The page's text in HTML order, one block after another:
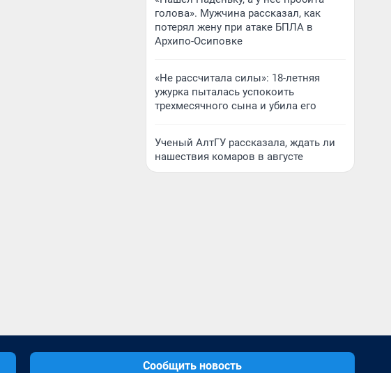
голова». Мужчина рассказал, как
потерял жену при атаке БПЛА в
Архипо-Осиповке
«Не рассчитала силы»: 18-летняя
ужурка пыталась успокоить
трехмесячного сына и убила его
Ученый АлтГУ рассказала, ждать ли
нашествия комаров в августе
Сообщить новость